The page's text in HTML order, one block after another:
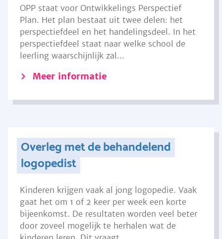
OPP staat voor Ontwikkelings Perspectief
Plan. Het plan bestaat uit twee delen: het
perspectiefdeel en het handelingsdeel. In het
perspectiefdeel staat naar welke school de
leerling waarschijnlijk zal...
Meer informatie
Overleg met de behandelend
logopedist
Kinderen krijgen vaak al jong logopedie. Vaak
gaat het om 1 of 2 keer per week een korte
bijeenkomst. De resultaten worden veel beter
door zoveel mogelijk te herhalen wat de